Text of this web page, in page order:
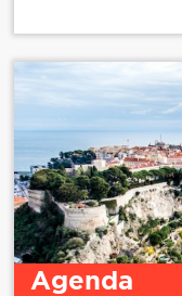
Agenda